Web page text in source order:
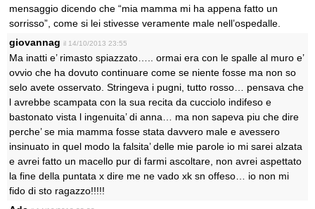
mensaggio dicendo che “mia mamma mi ha appena fatto un
sorrisso”, come si lei stivesse veramente male nell’ospedalle.
giovannag il 14/10/2013 23:55
Ma inatti e’ rimasto spiazzato….. ormai era con le spalle al muro e’
ovvio che ha dovuto continuare come se niente fosse ma non so
selo avete osservato. Stringeva i pugni, tutto rosso… pensava che
l avrebbe scampata con la sua recita da cucciolo indifeso e
bastonato vista l ingenuita’ di anna… ma non sapeva piu che dire
perche’ se mia mamma fosse stata davvero male e avessero
insinuato in quel modo la falsita’ delle mie parole io mi sarei alzata
e avrei fatto un macello pur di farmi ascoltare, non avrei aspettato
la fine della puntata x dire me ne vado xk sn offeso… io non mi
fido di sto ragazzo!!!!!